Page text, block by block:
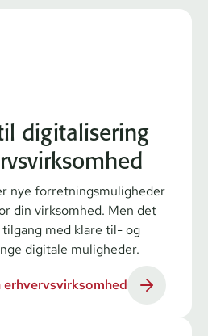
digitalisering
nye forretningsmuligheder
din virksomhed. Men det
med klare til- og
digitale muligheder.